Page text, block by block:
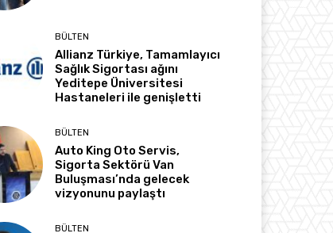
BÜLTEN
Allianz Türkiye, Tamamlayıcı
Sağlık Sigortası ağını
Yeditepe Üniversitesi
Hastaneleri ile genişletti
BÜLTEN
Auto King Oto Servis,
Sigorta Sektörü Van
Buluşması’nda gelecek
vizyonunu paylaştı
BÜLTEN